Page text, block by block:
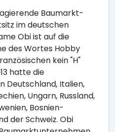
Baumarkt-
im deutschen
Obi ist auf die
des Wortes Hobby
kein "H"
hatte die
Deutschland, Italien,
Ungarn, Russland,
Bosnien-
der Schweiz. Obi